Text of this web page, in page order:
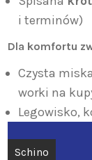
i terminów)
Dla komfortu
Czysta
worki na
Legowisko,
Nawigacja
Schino